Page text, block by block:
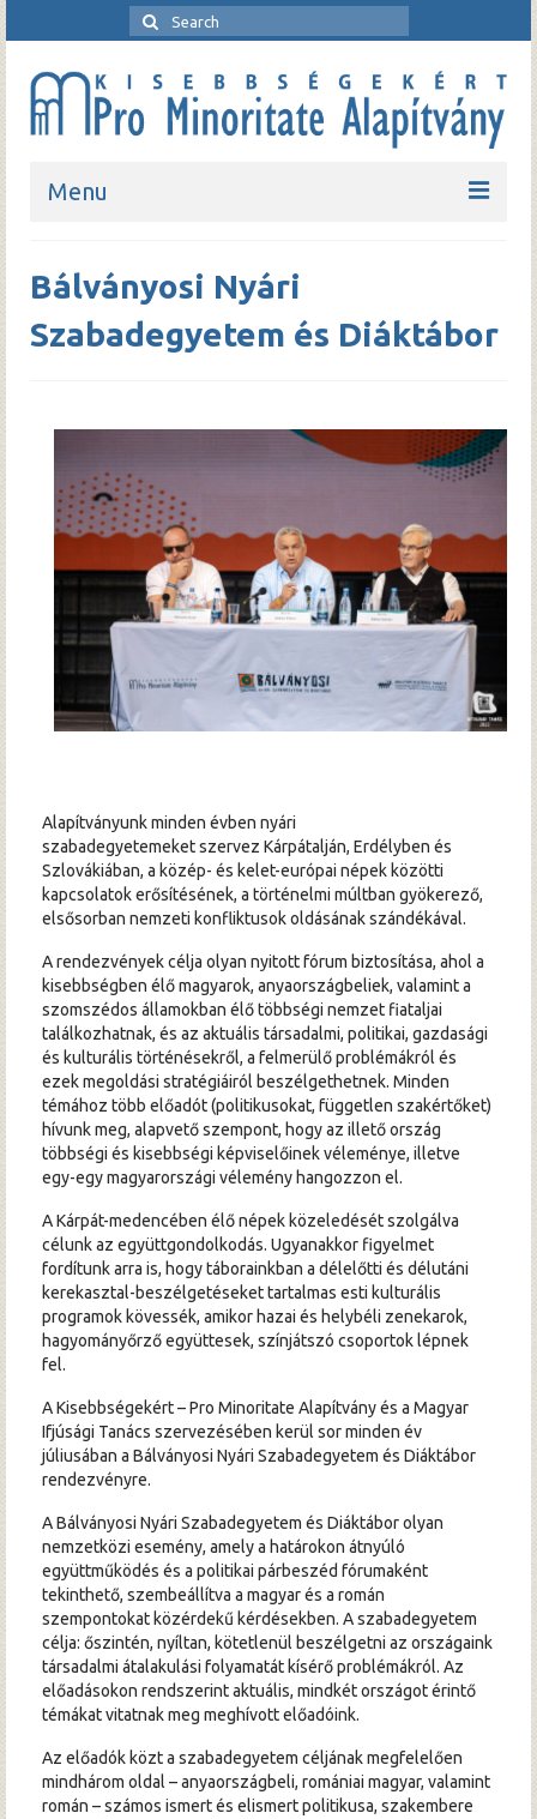
Menu
Bemutatkozó
Rendezvények
Kapcsolat
Bálványosi Nyári
Szabadegyetem és Diáktábor
Alapítványunk minden évben nyári
szabadegyetemeket szervez Kárpátalján, Erdélyben és
Szlovákiában, a közép- és kelet-európai népek közötti
kapcsolatok erősítésének, a történelmi múltban gyökerező,
elsősorban nemzeti konfliktusok oldásának szándékával.
A rendezvények célja olyan nyitott fórum biztosítása, ahol a
kisebbségben élő magyarok, anyaországbeliek, valamint a
szomszédos államokban élő többségi nemzet fiataljai
találkozhatnak, és az aktuális társadalmi, politikai, gazdasági
és kulturális történésekről, a felmerülő problémákról és
ezek megoldási stratégiáiról beszélgethetnek. Minden
témához több előadót (politikusokat, független szakértőket)
hívunk meg, alapvető szempont, hogy az illető ország
többségi és kisebbségi képviselőinek véleménye, illetve
egy-egy magyarországi vélemény hangozzon el.
A Kárpát-medencében élő népek közeledését szolgálva
célunk az együttgondolkodás. Ugyanakkor figyelmet
fordítunk arra is, hogy táborainkban a délelőtti és délutáni
kerekasztal-beszélgetéseket tartalmas esti kulturális
programok kövessék, amikor hazai és helybéli zenekarok,
hagyományőrző együttesek, színjátszó csoportok lépnek
fel.
A Kisebbségekért – Pro Minoritate Alapítvány és a Magyar
Ifjúsági Tanács szervezésében kerül sor minden év
júliusában a Bálványosi Nyári Szabadegyetem és Diáktábor
rendezvényre.
A Bálványosi Nyári Szabadegyetem és Diáktábor olyan
nemzetközi esemény, amely a határokon átnyúló
együttműködés és a politikai párbeszéd fórumaként
tekinthető, szembeállítva a magyar és a román
szempontokat közérdekű kérdésekben. A szabadegyetem
célja: őszintén, nyíltan, kötetlenül beszélgetni az országaink
társadalmi átalakulási folyamatát kísérő problémákról. Az
előadásokon rendszerint aktuális, mindkét országot érintő
témákat vitatnak meg meghívott előadóink.
Az előadók közt a szabadegyetem céljának megfelelően
mindhárom oldal – anyaországbeli, romániai magyar, valamint
román – számos ismert és elismert politikusa, szakembere